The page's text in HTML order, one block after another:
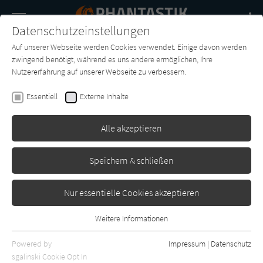
SUCHE
Buch-
Entdecker
Forum Charts
Datenschutzeinstellungen
Auf unserer Webseite werden Cookies verwendet. Einige davon werden
zwingend benötigt, während es uns andere ermöglichen, Ihre
Nutzererfahrung auf unserer Webseite zu verbessern.
Essentiell Externe Inhalte
Alle akzeptieren
Speichern & schließen
Nur essentielle Cookies akzeptieren
Essentielle Cookies werden für grundlegende Funktionen der
Webseite benötigt. Dadurch ist gewährleistet, dass die Webseite
Weitere Informationen
Powered by
sgalinski Cookie Opt In
Impressum | Datenschutz